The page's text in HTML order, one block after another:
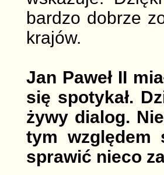
bardzo dobrze
krajów.
Jan Paweł II
się spotykał.
żywy dialog.
tym względem
sprawić nieco